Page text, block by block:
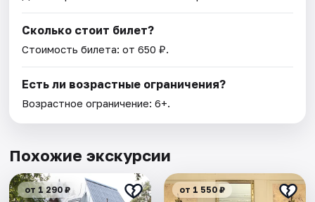
Сколько стоит билет?
Стоимость билета: от 650 ₽.
Есть ли возрастные ограничения?
Возрастное ограничение: 6+.
Похожие экскурсии
от 1 290 ₽ от 1 550 ₽